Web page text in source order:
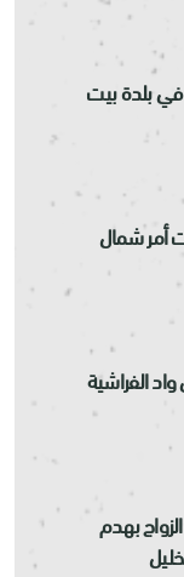
بلدة بيت
أمر شمال
الفراشية
بهدم